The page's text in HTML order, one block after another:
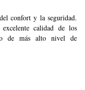
confort y la seguridad.
calidad de los
de más alto nivel de